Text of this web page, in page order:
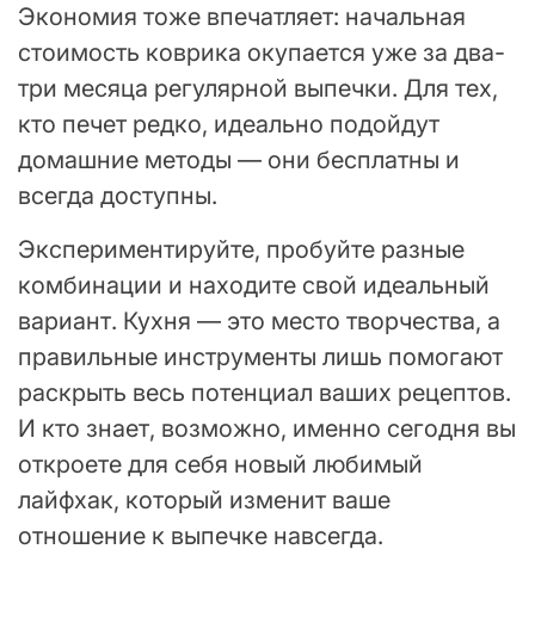
Экономия тоже впечатляет: начальная
стоимость коврика окупается уже за два-
три месяца регулярной выпечки. Для тех,
кто печет редко, идеально подойдут
домашние методы — они бесплатны и
всегда доступны.
Экспериментируйте, пробуйте разные
комбинации и находите свой идеальный
вариант. Кухня — это место творчества, а
правильные инструменты лишь помогают
раскрыть весь потенциал ваших рецептов.
И кто знает, возможно, именно сегодня вы
откроете для себя новый любимый
лайфхак, который изменит ваше
отношение к выпечке навсегда.